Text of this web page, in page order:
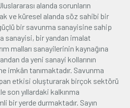
alanda sorunların
ve küresel alanda söz sahibi bir
bir savunma sanayisine sahip
sanayisi, bir yandan imalat
malları sanayilerinin kaynağına
da yeni sanayi kollarının
imkân tanımaktadır. Savunma
etkisi oluşturarak birçok sektörü
son yıllardaki kalkınma
bir yerde durmaktadır. Sayın